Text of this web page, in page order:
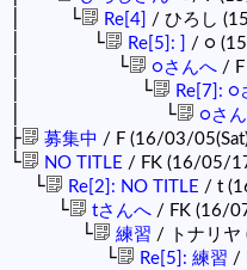
│ └ Re[4] / ひろし
│ └ Re[5]: ] / ○
│ └ ○さんへ /
│ └ Re[7]: ○
│ └ ○さ
├ 募集中 / F (16/03/
└ NO TITLE / FK (16/05/
└ Re[2]: NO TITLE / t
└ tさんへ / FK (16/
└ 練習 / トナリヤ
└ Re[5]: 練習 /